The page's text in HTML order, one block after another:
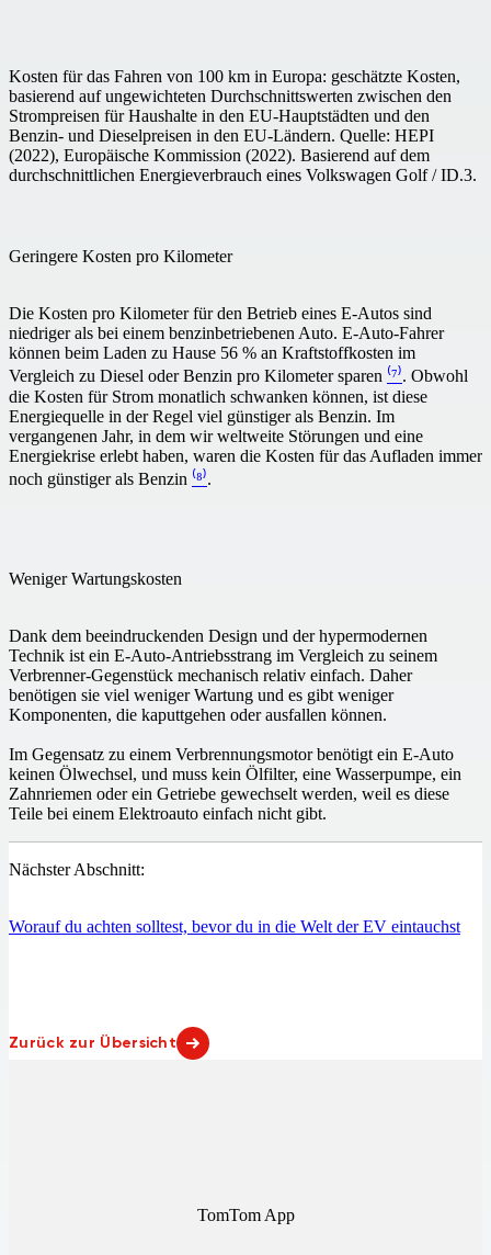
Kosten für das Fahren von 100 km in Europa: geschätzte Kosten,
basierend auf ungewichteten Durchschnittswerten zwischen den
Strompreisen für Haushalte in den EU-Hauptstädten und den
Benzin- und Dieselpreisen in den EU-Ländern. Quelle: HEPI
(2022), Europäische Kommission (2022). Basierend auf dem
durchschnittlichen Energieverbrauch eines Volkswagen Golf / ID.3.
Geringere Kosten pro Kilometer
Die Kosten pro Kilometer für den Betrieb eines E-Autos sind
niedriger als bei einem benzinbetriebenen Auto. E-Auto-Fahrer
können beim Laden zu Hause 56 % an Kraftstoffkosten im
Vergleich zu Diesel oder Benzin pro Kilometer sparen ⁽⁷⁾. Obwohl
die Kosten für Strom monatlich schwanken können, ist diese
Energiequelle in der Regel viel günstiger als Benzin. Im
vergangenen Jahr, in dem wir weltweite Störungen und eine
Energiekrise erlebt haben, waren die Kosten für das Aufladen immer
noch günstiger als Benzin ⁽⁸⁾.
Weniger Wartungskosten
Dank dem beeindruckenden Design und der hypermodernen
Technik ist ein E-Auto-Antriebsstrang im Vergleich zu seinem
Verbrenner-Gegenstück mechanisch relativ einfach. Daher
benötigen sie viel weniger Wartung und es gibt weniger
Komponenten, die kaputtgehen oder ausfallen können.
Im Gegensatz zu einem Verbrennungsmotor benötigt ein E-Auto
keinen Ölwechsel, und muss kein Ölfilter, eine Wasserpumpe, ein
Zahnriemen oder ein Getriebe gewechselt werden, weil es diese
Teile bei einem Elektroauto einfach nicht gibt.
Zurück zur Übersicht
Nächster Abschnitt:
Worauf du achten solltest, bevor du in die Welt der EV eintauchst
TomTom App